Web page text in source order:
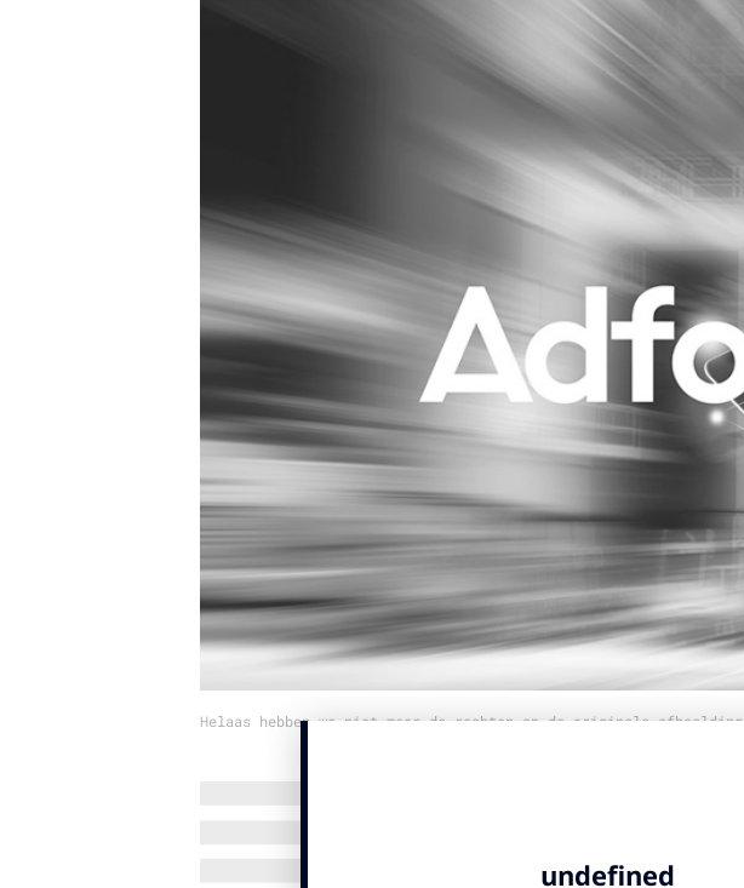
Influencer marketing
Interne communicatie
Helaas hebben we niet meer de rechten op de originele afbeelding